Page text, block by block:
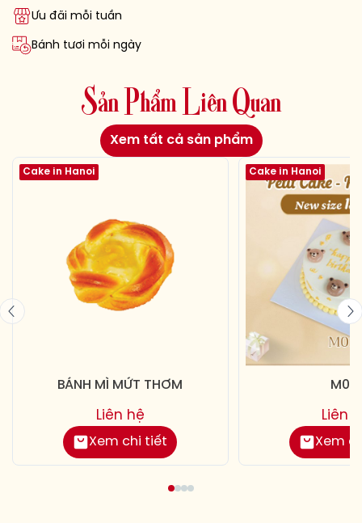
Ưu đãi mỗi tuần
Bánh tươi mỗi ngày
Sản Phẩm Liên Quan
Xem tất cả sản phẩm
Cake in Hanoi
BÁNH MÌ MỨT THƠM
Xem chi tiết
Liên hệ
Cake in Hanoi
M013
Xem
Liên